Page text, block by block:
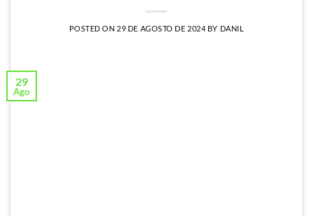
POSTED ON 29 DE AGOSTO DE 2024 BY DANIL
29
Ago